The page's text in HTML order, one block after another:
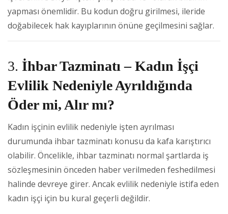
yapması önemlidir. Bu kodun doğru girilmesi, ileride
doğabilecek hak kayıplarının önüne geçilmesini sağlar.
3. İhbar Tazminatı – Kadın İşçi
Evlilik Nedeniyle Ayrıldığında
Öder mi, Alır mı?
Kadın işçinin evlilik nedeniyle işten ayrılması
durumunda ihbar tazminatı konusu da kafa karıştırıcı
olabilir. Öncelikle, ihbar tazminatı normal şartlarda iş
sözleşmesinin önceden haber verilmeden feshedilmesi
halinde devreye girer. Ancak evlilik nedeniyle istifa eden
kadın işçi için bu kural geçerli değildir.